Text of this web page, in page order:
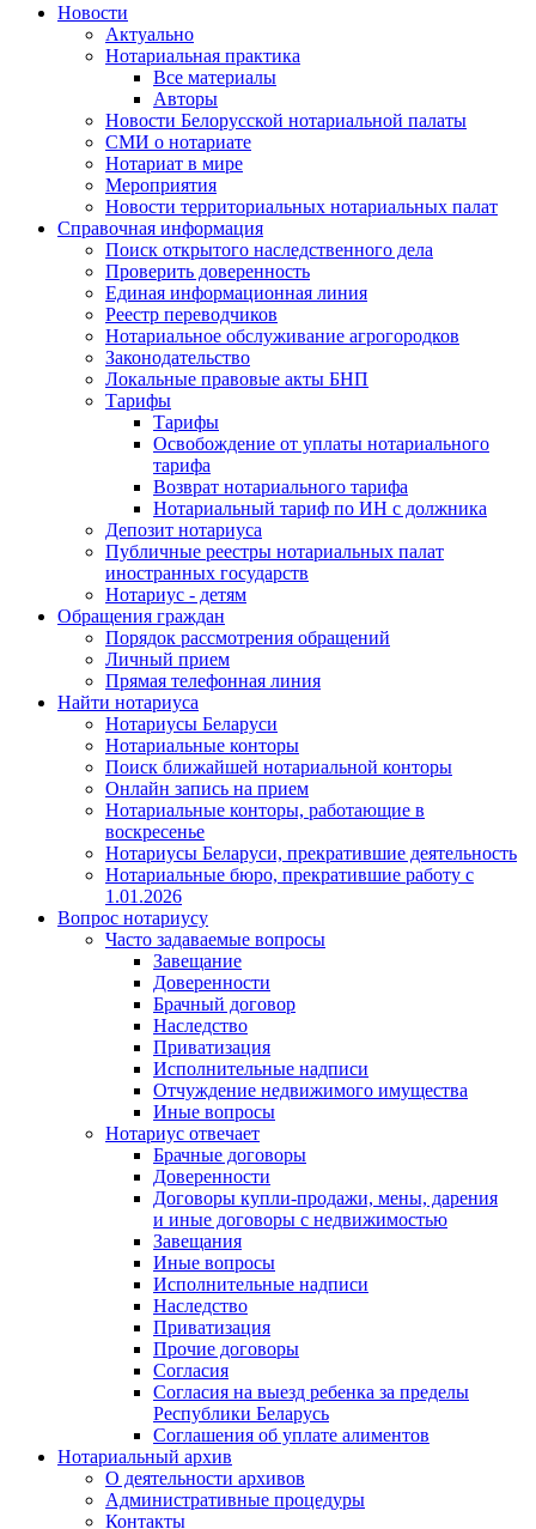
Новости
Актуально
Нотариальная практика
Все материалы
Авторы
Новости Белорусской нотариальной палаты
СМИ о нотариате
Нотариат в мире
Мероприятия
Новости территориальных нотариальных палат
Справочная информация
Поиск открытого наследственного дела
Проверить доверенность
Единая информационная линия
Реестр переводчиков
Нотариальное обслуживание агрогородков
Законодательство
Локальные правовые акты БНП
Тарифы
Тарифы
Освобождение от уплаты нотариального
тарифа
Возврат нотариального тарифа
Нотариальный тариф по ИН с должника
Депозит нотариуса
Публичные реестры нотариальных палат
иностранных государств
Нотариус - детям
Обращения граждан
Порядок рассмотрения обращений
Личный прием
Прямая телефонная линия
Найти нотариуса
Нотариусы Беларуси
Нотариальные конторы
Поиск ближайшей нотариальной конторы
Онлайн запись на прием
Нотариальные конторы, работающие в
воскресенье
Нотариусы Беларуси, прекратившие деятельность
Нотариальные бюро, прекратившие работу с
1.01.2026
Вопрос нотариусу
Часто задаваемые вопросы
Завещание
Доверенности
Брачный договор
Наследство
Приватизация
Исполнительные надписи
Отчуждение недвижимого имущества
Иные вопросы
Нотариус отвечает
Брачные договоры
Доверенности
Договоры купли-продажи, мены, дарения
и иные договоры с недвижимостью
Завещания
Иные вопросы
Исполнительные надписи
Наследство
Приватизация
Прочие договоры
Согласия
Согласия на выезд ребенка за пределы
Республики Беларусь
Соглашения об уплате алиментов
Нотариальный архив
О деятельности архивов
Административные процедуры
Контакты